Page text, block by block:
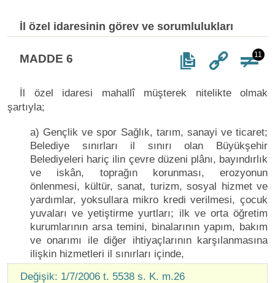
İl özel idaresinin görev ve sorumlulukları
MADDE 6 11
İl özel idaresi mahallî müşterek nitelikte olmak
şartıyla;
a) Gençlik ve spor Sağlık, tarım, sanayi ve ticaret;
Belediye sınırları il sınırı olan Büyükşehir
Belediyeleri hariç ilin çevre düzeni plânı, bayındırlık
ve iskân, toprağın korunması, erozyonun
önlenmesi, kültür, sanat, turizm, sosyal hizmet ve
yardımlar, yoksullara mikro kredi verilmesi, çocuk
yuvaları ve yetiştirme yurtları; ilk ve orta öğretim
kurumlarının arsa temini, binalarının yapım, bakım
ve onarımı ile diğer ihtiyaçlarının karşılanmasına
ilişkin hizmetleri il sınırları içinde,
Değişik: 1/7/2006 t. 5538 s. K. m.26